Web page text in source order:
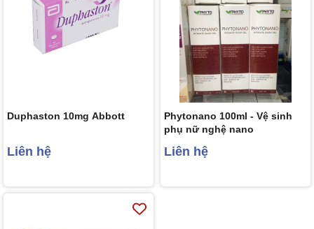
Duphaston 10mg Abbott
Liên hệ
Phytonano 100ml - Vệ sinh
phụ nữ nghệ nano
Liên hệ